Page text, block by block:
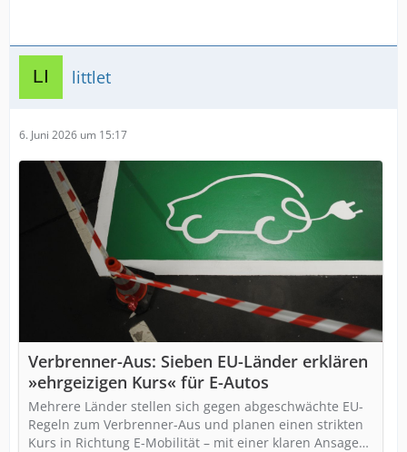
littlet
6. Juni 2026 um 15:17
Verbrenner-Aus: Sieben EU-Länder erklären
»ehrgeizigen Kurs« für E-Autos
Mehrere Länder stellen sich gegen abgeschwächte EU-
Regeln zum Verbrenner-Aus und planen einen strikten
Kurs in Richtung E-Mobilität – mit einer klaren Ansage…